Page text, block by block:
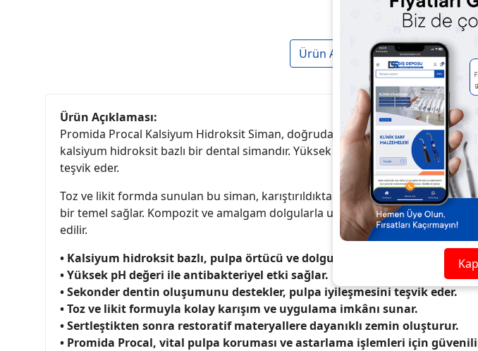
Ürün Açıklaması Taksit /
Ürün Açıklaması:
Promida Procal Kalsiyum Hidroksit Siman, doğrudan ve dolaylı pulpa örtü
kalsiyum hidroksit bazlı bir dental simandır. Yüksek pH değeri ile güçlü
teşvik eder.
Toz ve likit formda sunulan bu siman, karıştırıldıktan sonra kolayca
bir temel sağlar. Kompozit ve amalgam dolgularla uyumludur. Klinik
edilir.
• Kalsiyum hidroksit bazlı, pulpa örtücü ve dolgu altı astar simanıdır.
• Yüksek pH değeri ile antibakteriyel etki sağlar.
• Sekonder dentin oluşumunu destekler, pulpa iyileşmesini teşvik eder.
• Toz ve likit formuyla kolay karışım ve uygulama imkânı sunar.
• Sertleştikten sonra restoratif materyallere dayanıklı zemin oluşturur.
• Promida Procal, vital pulpa koruması ve astarlama işlemleri için